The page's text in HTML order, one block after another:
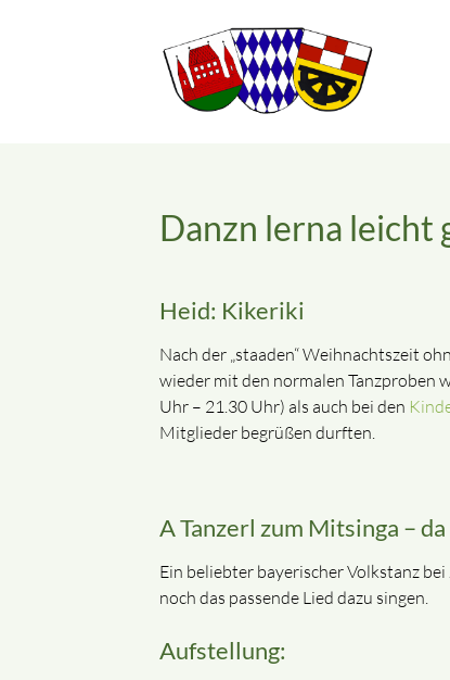
Suchbegriffe
Danzn lerna leicht
Heid: Kikeriki
Nach der „staaden“ Weihnachtszeit
wieder mit den normalen Tanzproben
Uhr – 21.30 Uhr) als auch bei den
Mitglieder begrüßen durften.
A Tanzerl zum Mitsinga –
Ein beliebter bayerischer Volkstanz
noch das passende Lied dazu singen.
Aufstellung: